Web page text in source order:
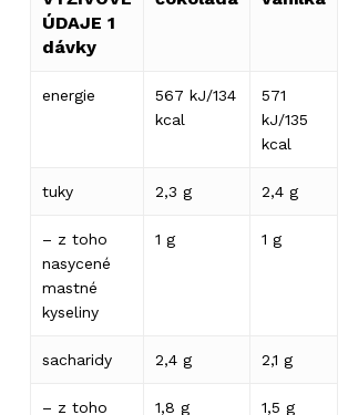
Go to shop
ÚDAJE 1
dávky
energie
567 kJ/134
kcal
571
kJ/135
kcal
tuky 2,3 g 2,4 g
– z toho
nasycené
mastné
kyseliny
1 g 1 g
sacharidy 2,4 g 2,1 g
– z toho 1,8 g 1,5 g